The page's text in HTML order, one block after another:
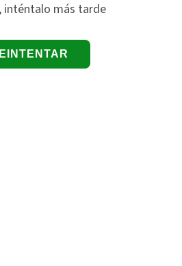
inténtalo más tarde